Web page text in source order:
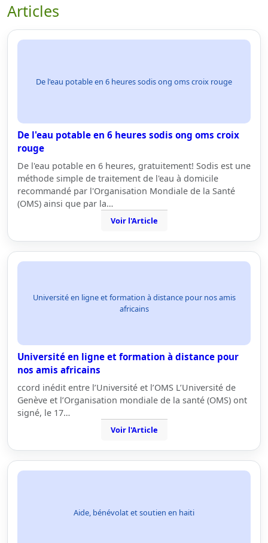
Articles
De l'eau potable en 6 heures sodis ong oms croix rouge
De l'eau potable en 6 heures sodis ong oms croix
rouge
De l'eau potable en 6 heures, gratuitement! Sodis est une
méthode simple de traitement de l'eau à domicile
recommandé par l'Organisation Mondiale de la Santé
(OMS) ainsi que par la…
Voir l'Article
Université en ligne et formation à distance pour nos amis
africains
Université en ligne et formation à distance pour
nos amis africains
ccord inédit entre l’Université et l’OMS L’Université de
Genève et l’Organisation mondiale de la santé (OMS) ont
signé, le 17…
Voir l'Article
Aide, bénévolat et soutien en haiti